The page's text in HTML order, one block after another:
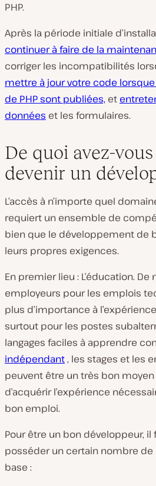
PHP.
Après la période initiale
continuer à faire de la
corriger les incompatibilités
mettre à jour votre code
de PHP sont publiées, et
données et les formulaires.
De quoi avez-
devenir un
L’accès à n’importe quel
requiert un ensemble de
bien que le développement de
leurs propres exigences.
En premier lieu : L’éducation. De
employeurs pour les emplois
plus d’importance à
surtout pour les postes
langages faciles à apprendre
indépendant, les stages et les
peuvent être un très bon
d’acquérir l’expérience
bon emploi.
Pour être un bon développeur,
posséder un certain nombre
base :